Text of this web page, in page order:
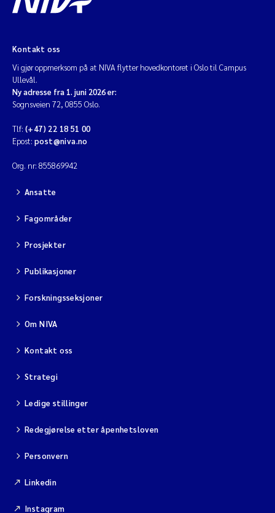
Kontakt oss
Vi gjør oppmerksom på at NIVA flytter hovedkontoret i Oslo til Campus
Ullevål.
Ny adresse fra 1. juni 2026 er:
Sognsveien 72, 0855 Oslo.
Tlf: (+47) 22 18 51 00
Epost: post@niva.no
Org. nr: 855869942
Ansatte
Fagområder
Prosjekter
Publikasjoner
Forskningsseksjoner
Om NIVA
Kontakt oss
Strategi
Ledige stillinger
Redegjørelse etter åpenhetsloven
Personvern
Linkedin
Instagram